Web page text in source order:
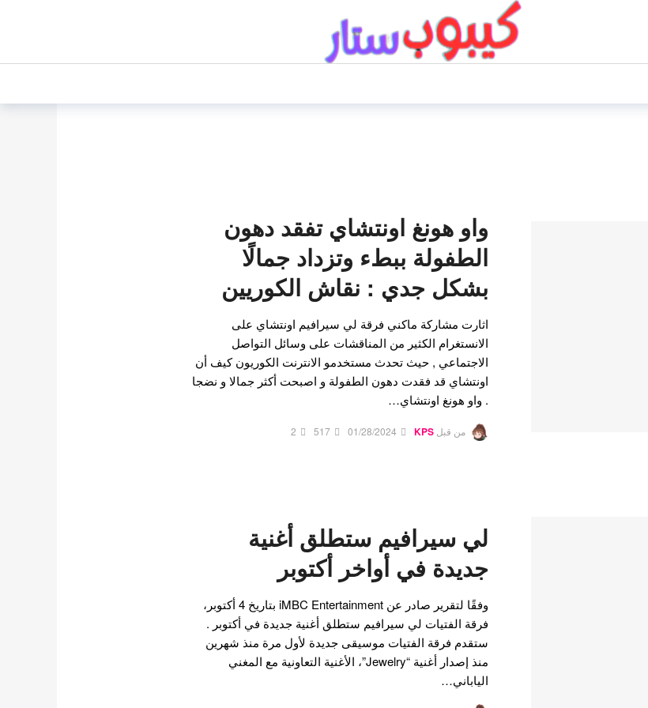
واو هونغ اونتشاي تفقد دهون
الطفولة ببطء وتزداد جمالًا
بشكل جدي : نقاش الكوريين
اثارت مشاركة ماكني فرقة لي سيرافيم اونتشاي على
الانستغرام الكثير من المناقشات على وسائل التواصل
الاجتماعي , حيث تحدث مستخدمو الانترنت الكوريون كيف أن
اونتشاي قد فقدت دهون الطفولة و اصبحت أكثر جمالا و نضجا
. واو هونغ اونتشاي…
من قبل KPS
01/28/2024
517
2
لي سيرافيم ستطلق أغنية
جديدة في أواخر أكتوبر
وفقًا لتقرير صادر عن iMBC Entertainment بتاريخ 4 أكتوبر،
فرقة الفتيات لي سيرافيم ستطلق أغنية جديدة في أكتوبر .
ستقدم فرقة الفتيات موسيقى جديدة لأول مرة منذ شهرين
منذ إصدار أغنية “Jewelry”، الأغنية التعاونية مع المغني
الياباني…